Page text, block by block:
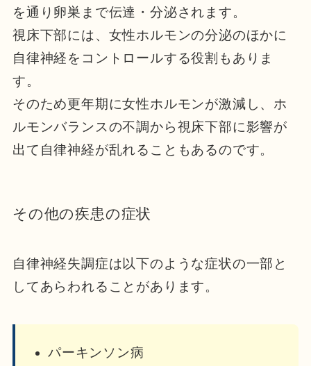
を通り卵巣まで伝達・分泌されます。
視床下部には、女性ホルモンの分泌のほかに
自律神経をコントロールする役割もありま
す。
そのため更年期に女性ホルモンが激減し、ホ
ルモンバランスの不調から視床下部に影響が
出て自律神経が乱れることもあるのです。
その他の疾患の症状
自律神経失調症は以下のような症状の一部と
してあらわれることがあります。
パーキンソン病